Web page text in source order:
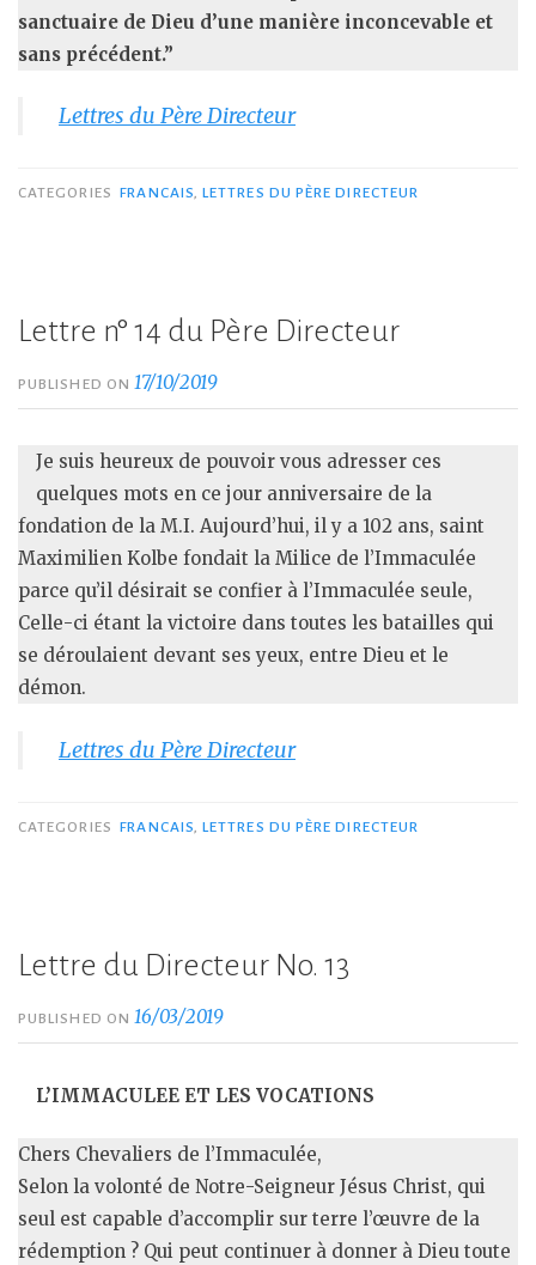
sanctuaire de Dieu d’une manière inconcevable et
sans précédent.”
Lettres du Père Directeur
CATEGORIES FRANCAIS,LETTRES DU PÈRE DIRECTEUR
Lettre n° 14 du Père Directeur
PUBLISHED ON17/10/2019
Je suis heureux de pouvoir vous adresser ces
quelques mots en ce jour anniversaire de la
fondation de la M.I. Aujourd’hui, il y a 102 ans, saint
Maximilien Kolbe fondait la Milice de l’Immaculée
parce qu’il désirait se confier à l’Immaculée seule,
Celle-ci étant la victoire dans toutes les batailles qui
se déroulaient devant ses yeux, entre Dieu et le
démon.
Lettres du Père Directeur
CATEGORIES FRANCAIS ,LETTRES DU PÈRE DIRECTEUR
Lettre du Directeur No. 13
PUBLISHED ON 16/03/2019
L’IMMACULEE ET LES VOCATIONS
Chers Chevaliers de l’Immaculée,
Selon la volonté de Notre-Seigneur Jésus Christ, qui
seul est capable d’accomplir sur terre l’œuvre de la
rédemption ? Qui peut continuer à donner à Dieu toute